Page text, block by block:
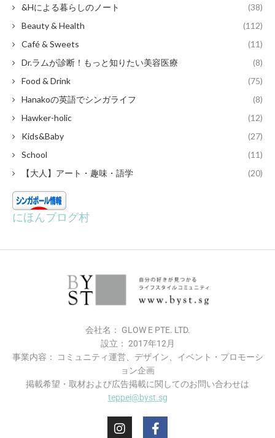
&Hによる暮らしのノート
(38)
Beauty & Health
(112)
Café & Sweets
(11)
Dr.ラムが診断！もっと知りたい美容医療
(8)
Food & Drink
(75)
Hanakoの英語でシンガライフ
(8)
Hawker-holic
(12)
Kids&Baby
(27)
School
(11)
【大人】アート・趣味・語学
(20)
にほんブログ村
会社名： GLOW E PTE. LTD.
設立： 2017年12月
事業内容： コミュニティ運営、デザイン、イベント・プロモーシ
ョン企画
掲載希望・​取材および広告掲載に関してのお問い合わせは
teppei@byst.sg